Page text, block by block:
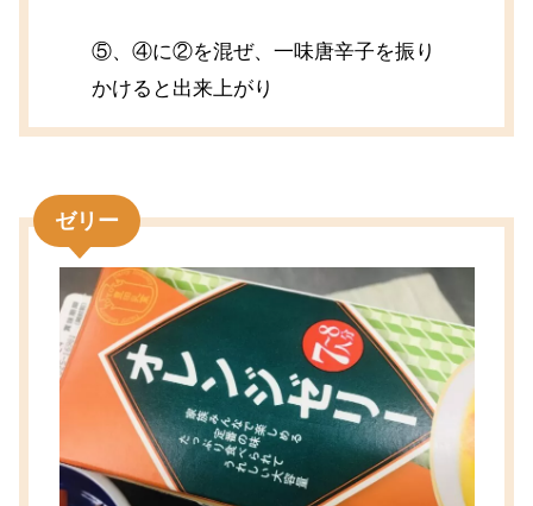
⑤、④に②を混ぜ、一味唐辛子を振り
かけると出来上がり
ゼリー